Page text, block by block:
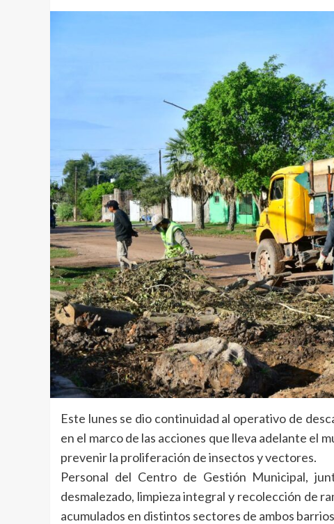
Este lunes se dio continuidad al operativo de
en el marco de las acciones que lleva adelante el
prevenir la proliferación de insectos y vectores.
Personal del Centro de Gestión Municipal,
desmalezado, limpieza integral y recolección de
acumulados en distintos sectores de ambos